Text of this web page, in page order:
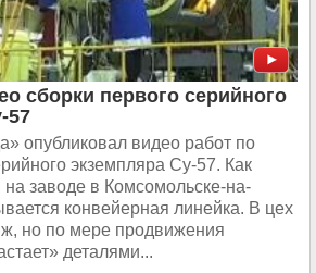
сборки первого серийного
57
опубликовал видео работ по
экземпляра Су-57. Как
на заводе в Комсомольске-на-
конвейерная линейка. В цех
но по мере продвижения
деталями...